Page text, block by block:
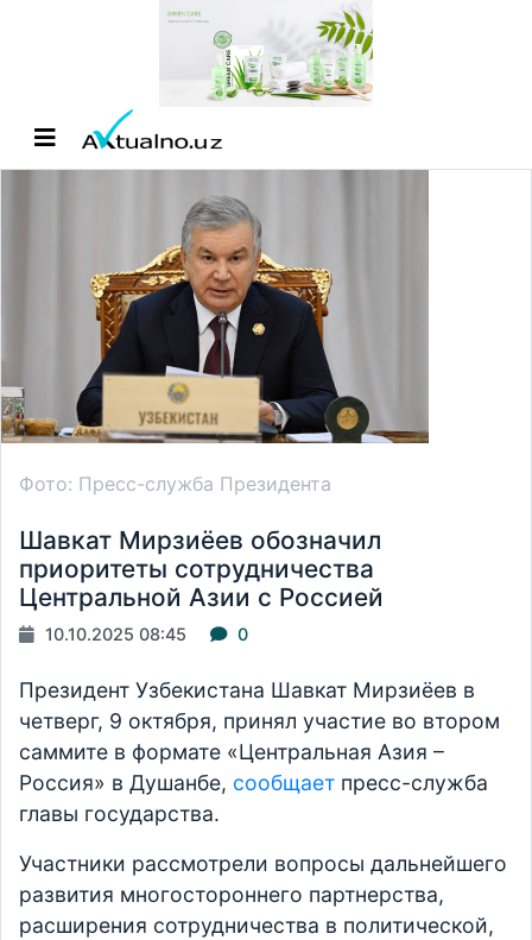
Фото: Пресс-служба Президента
Шавкат Мирзиёев обозначил
приоритеты сотрудничества
Центральной Азии с Россией
10.10.2025 08:45 0
Президент Узбекистана Шавкат Мирзиёев в
четверг, 9 октября, принял участие во втором
саммите в формате «Центральная Азия –
Россия» в Душанбе, сообщает пресс-служба
главы государства.
Участники рассмотрели вопросы дальнейшего
развития многостороннего партнерства,
расширения сотрудничества в политической,